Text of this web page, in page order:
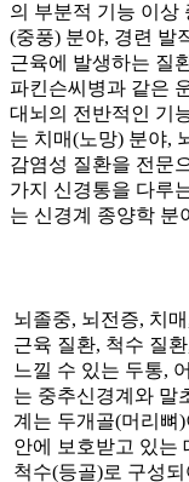
의 부분적 기능 이상
(중풍) 분야, 경련 발
근육에 발생하는 질
파킨슨씨병과 같은
대뇌의 전반적인 기
는 치매(노망) 분야,
감염성 질환을 전문
가지 신경통을 다루
는 신경계 종양학 분
뇌졸중, 뇌전증, 치
근육 질환, 척수 질
느낄 수 있는 두통,
는 중추신경계와 말
계는 두개골(머리뼈
안에 보호받고 있는
척수(등골)로 구성